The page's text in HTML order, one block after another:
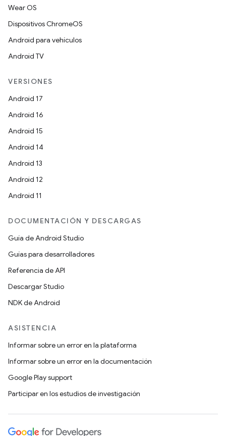
Wear OS
Dispositivos ChromeOS
Android para vehículos
Android TV
VERSIONES
Android 17
Android 16
Android 15
Android 14
Android 13
Android 12
Android 11
DOCUMENTACIÓN Y DESCARGAS
Guía de Android Studio
Guías para desarrolladores
Referencia de API
Descargar Studio
NDK de Android
ASISTENCIA
Informar sobre un error en la plataforma
Informar sobre un error en la documentación
Google Play support
Participar en los estudios de investigación